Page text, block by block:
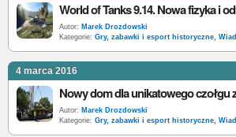
World of Tanks 9.14. Nowa fizyka i
Autor: Marek Drozdowski
Kategorie: Gry, zabawki i esport historyczne,
4 marca 2016
Nowy dom dla unikatowego czołgu
Autor: Marek Drozdowski
Kategorie: Gry, zabawki i esport historyczne,